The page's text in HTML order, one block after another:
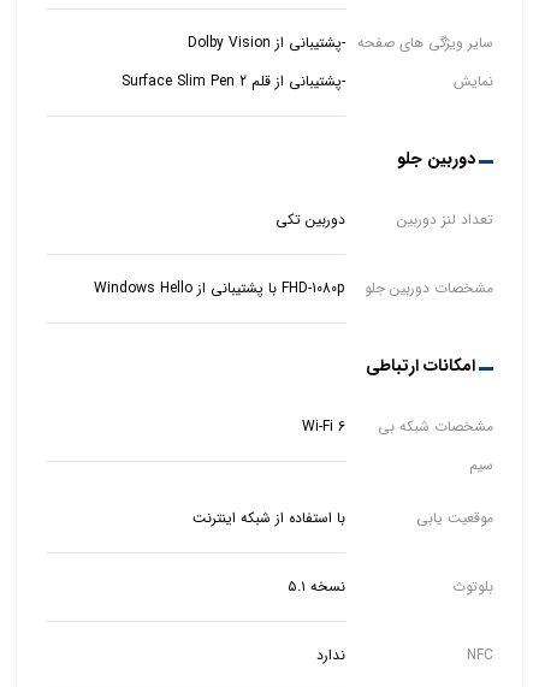
سایر ویژگی های صفحه
نمایش
-پشتیبانی از Dolby Vision
-پشتیبانی از قلم Surface Slim Pen 2
دوربین جلو
تعداد لنز دوربین دوربین تکی
مشخصات دوربین جلو FHD-1080p با پشتیبانی از Windows Hello
امکانات ارتباطی
مشخصات شبکه بی
سیم
Wi-Fi 6
موقعیت یابی با استفاده از شبکه اینترنت
بلوتوث نسخه ۵.۱
NFC ندارد